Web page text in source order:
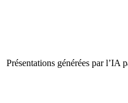
Présentations générées par l’IA